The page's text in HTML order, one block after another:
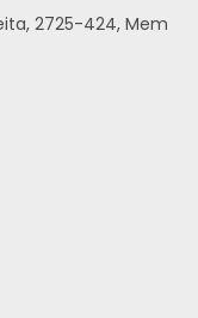
2725-424, Mem